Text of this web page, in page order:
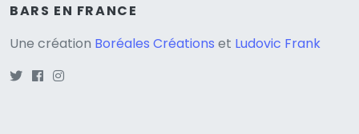
BARS EN FRANCE
Une création Boréales Créations et Ludovic Frank